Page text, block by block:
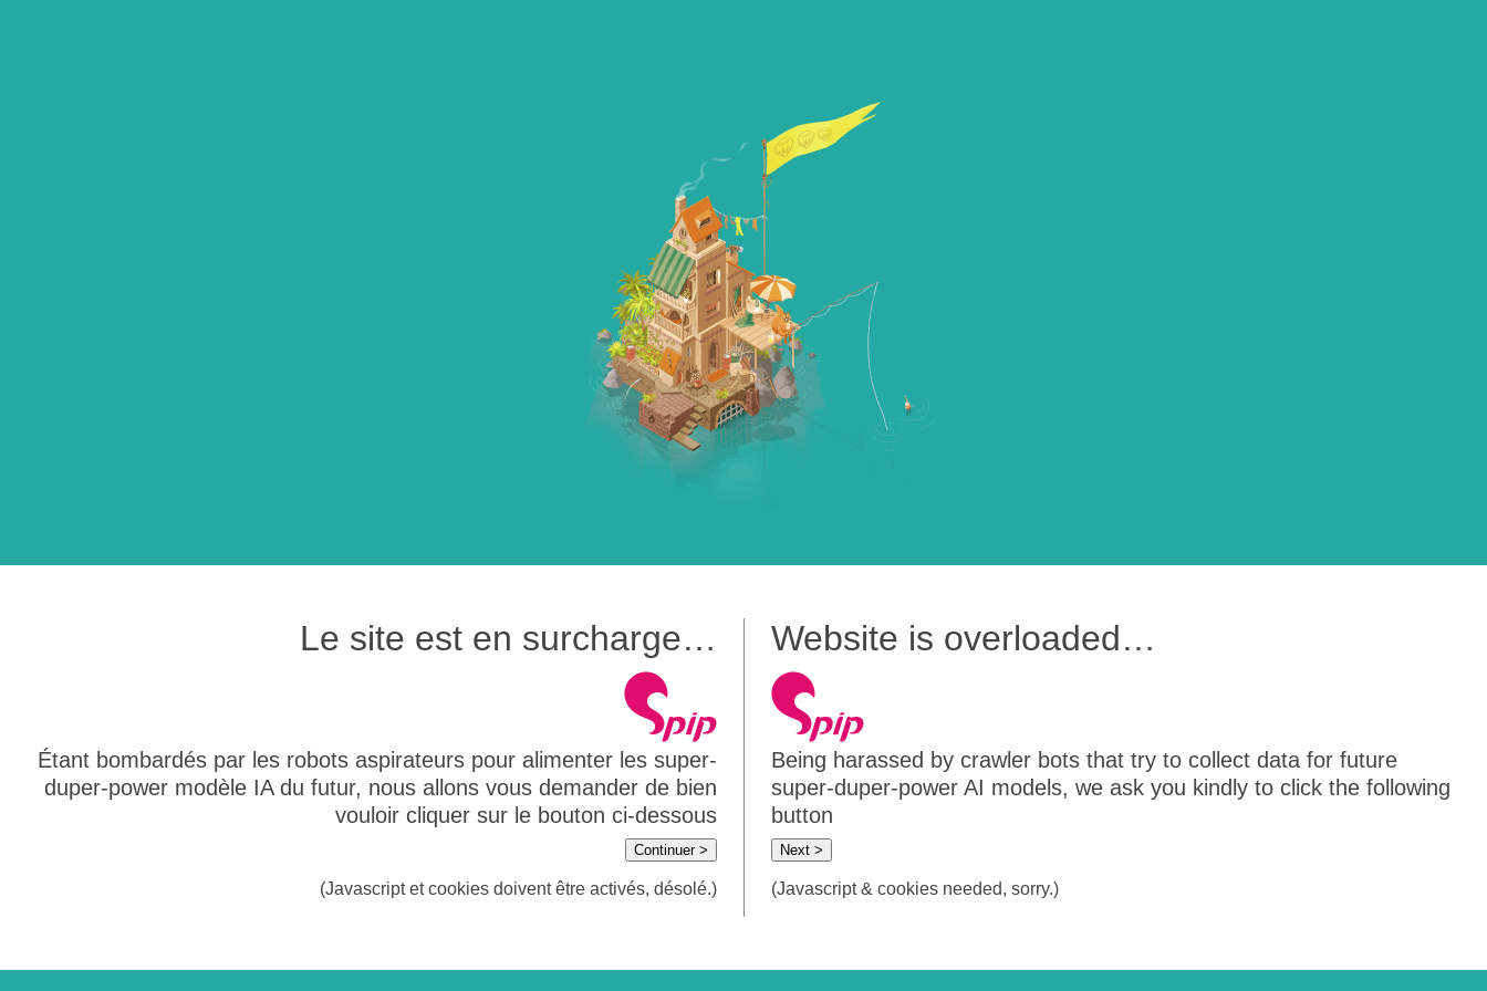
Le site est en surcharge…
Étant bombardés par les robots aspirateurs pour alimenter les super-
duper-power modèle IA du futur, nous allons vous demander de bien
vouloir cliquer sur le bouton ci-dessous
Continuer >
(Javascript et cookies doivent être activés, désolé.)
Website is overloaded…
Being harassed by crawler bots that try to collect data for future
super-duper-power AI models, we ask you kindly to click the following
button
Next >
(Javascript & cookies needed, sorry.)